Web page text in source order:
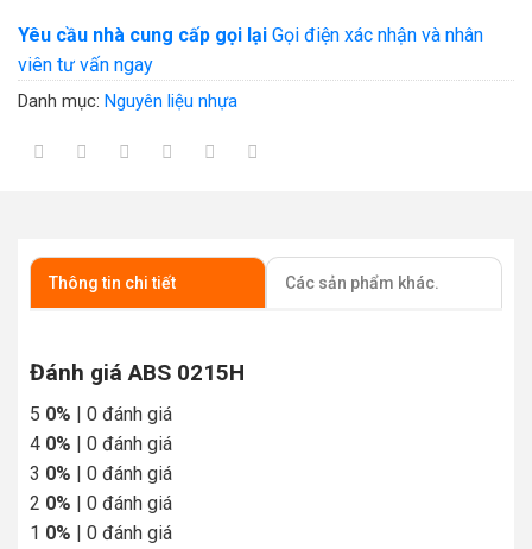
Yêu cầu nhà cung cấp gọi lại Gọi điện xác nhận và nhân
viên tư vấn ngay
Danh mục: Nguyên liệu nhựa
Thông tin chi tiết Các sản phẩm khác.
Đánh giá ABS 0215H
5 0% | 0 đánh giá
4 0% | 0 đánh giá
3 0% | 0 đánh giá
2 0% | 0 đánh giá
1 0% | 0 đánh giá